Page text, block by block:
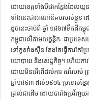
ដោយខេត្តទាំងបីជាកន្លែងដែលយួន
ទាំងនេះជាអាណានិគមរបស់ខ្លួន
ដូចនេះចាប់ពី ឆ្នាំ ១៨៦៧ទឹកដីកម្
កម្ពុជាលើតាមលក្ខន្តិកៈ ជាប្រទេ
នៅកូសាំងស៊ីន តែងតែធ្វើការកែប្
យោបាយ និងសេដ្ឋកិច្ច។ ហើយកា
ដោយមិនអើពើដល់ការ តវ៉ារបស់ ព្
ឆ្នាំ១៨៩៣ ដល់១៩១៤ ប្រទេសខ្មែ
ត្រល់ជាដើម ដោយបារាំងប្រវ័ញ្